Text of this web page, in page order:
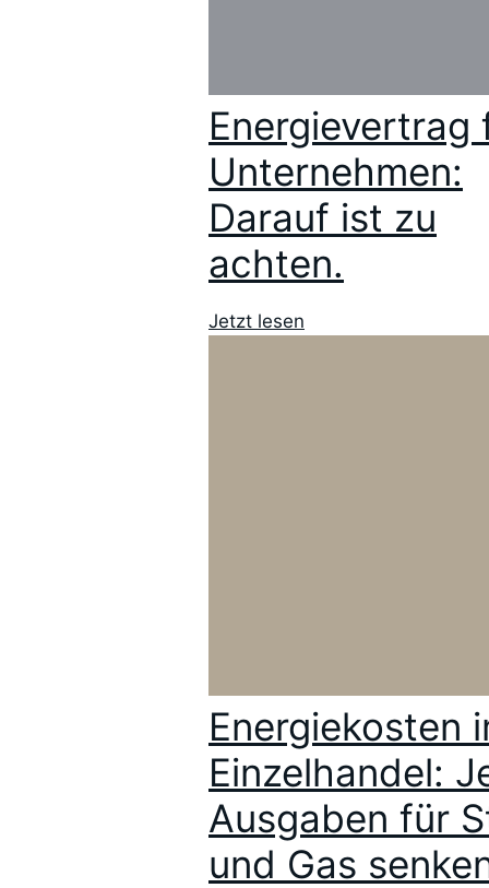
Energievertrag
Unternehmen:
Darauf ist zu
achten.
Jetzt lesen
Energiekosten
Einzelhandel:
Ausgaben für
und Gas